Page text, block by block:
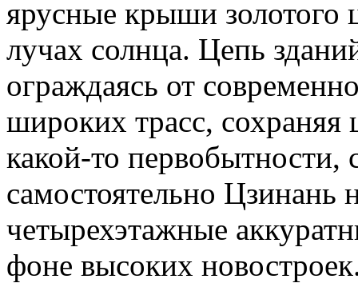
ярусные крыши золотого
лучах солнца. Цепь
ограждаясь от
широких трасс,
какой-то первобытности,
самостоятельно Цзинань
четырехэтажные
фоне высоких